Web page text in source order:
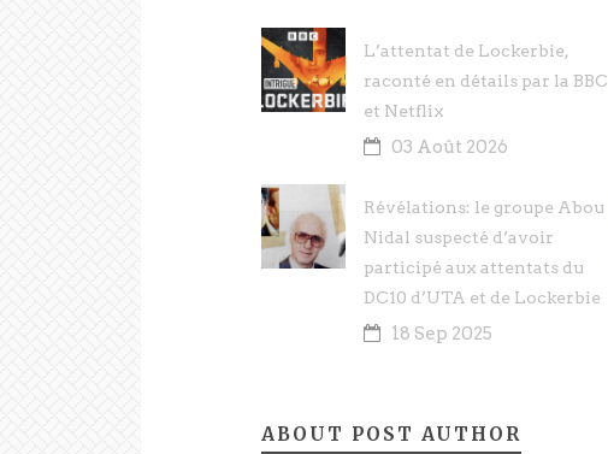
L’attentat de Lockerbie,
raconté en détails par la BBC
et Netflix
03 Août 2026
Révélations: le groupe Abou
Nidal suspecté d’avoir
participé aux attentats du
DC10 d’UTA et de Lockerbie
18 Sep 2025
ABOUT POST AUTHOR